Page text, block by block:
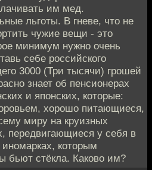
им мед.
льготы. В гневе, что не
чужие вещи - это
минимум нужно очень
себе российского
3000 (Три тысячи) грошей
знает об пенсионерах
и японских, которые:
хорошо питающиеся,
миру на круизных
передвигающиеся у себя в
которым
бьют стёкла. Каково им?